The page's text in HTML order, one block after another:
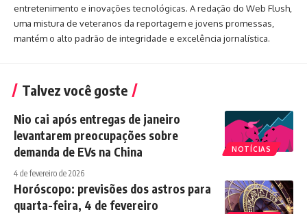
entretenimento e inovações tecnológicas. A redação do Web Flush,
uma mistura de veteranos da reportagem e jovens promessas,
mantém o alto padrão de integridade e excelência jornalística.
Talvez você goste
NOTÍCIAS
Nio cai após entregas de janeiro
levantarem preocupações sobre
demanda de EVs na China
4 de fevereiro de 2026
Horóscopo: previsões dos astros para
quarta-feira, 4 de fevereiro